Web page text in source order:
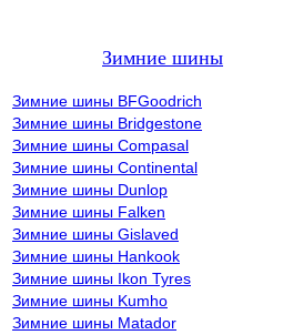
Зимние шины
Зимние шины BFGoodrich
Зимние шины Bridgestone
Зимние шины Compasal
Зимние шины Continental
Зимние шины Dunlop
Зимние шины Falken
Зимние шины Gislaved
Зимние шины Hankook
Зимние шины Ikon Tyres
Зимние шины Kumho
Зимние шины Matador